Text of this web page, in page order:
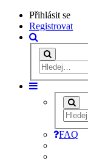
Přihlásit se
Registrovat
FAQ